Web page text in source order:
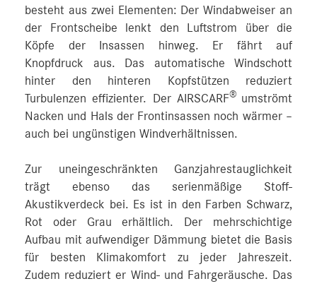
besteht aus zwei Elementen: Der Windabweiser an
der Frontscheibe lenkt den Luftstrom über die
Köpfe der Insassen hinweg. Er fährt auf
Knopfdruck aus. Das automatische Windschott
hinter den hinteren Kopfstützen reduziert
Turbulenzen effizienter. Der AIRSCARF® umströmt
Nacken und Hals der Frontinsassen noch wärmer –
auch bei ungünstigen Windverhältnissen.
Zur uneingeschränkten Ganzjahrestauglichkeit
trägt ebenso das serienmäßige Stoff-
Akustikverdeck bei. Es ist in den Farben Schwarz,
Rot oder Grau erhältlich. Der mehrschichtige
Aufbau mit aufwendiger Dämmung bietet die Basis
für besten Klimakomfort zu jeder Jahreszeit.
Zudem reduziert er Wind- und Fahrgeräusche. Das